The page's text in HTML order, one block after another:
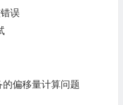
误
偏移量计算问题